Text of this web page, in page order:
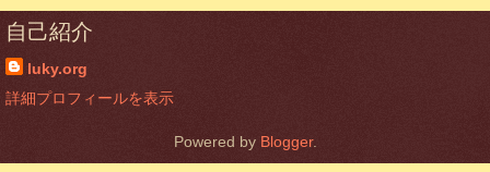
自己紹介
luky.org
詳細プロフィールを表示
Powered by Blogger.